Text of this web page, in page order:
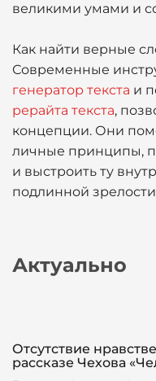
великими умами и
Как найти верные
Современные
генератор текста и
рерайта текста,
концепции. Они
личные принципы,
и выстроить ту
подлинной зрелости
Актуально
Отсутствие
рассказе Чехова